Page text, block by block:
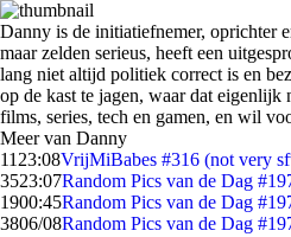
Danny is de initiatiefnemer, oprichter
maar zelden serieus, heeft een
lang niet altijd politiek correct is en
op de kast te jagen, waar dat
films, series, tech en gamen, en wil
Meer van Danny
11 23:08VrijMiBabes #316 (not very
3523:07Random Pics van de Dag
1900:45Random Pics van de Dag
3806/08Random Pics van de Dag